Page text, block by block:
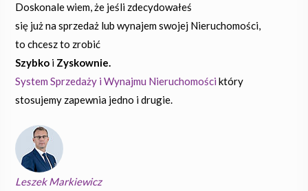
Doskonale wiem, że jeśli zdecydowałeś
się już na sprzedaż lub wynajem swojej Nieruchomości,
to chcesz to zrobić
Szybko i Zyskownie.
System Sprzedaży i Wynajmu Nieruchomości który
stosujemy zapewnia jedno i drugie.
Leszek Markiewicz